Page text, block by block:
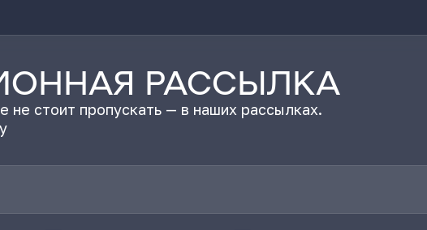
РАССЫЛКА
стоит пропускать — в наших рассылках.